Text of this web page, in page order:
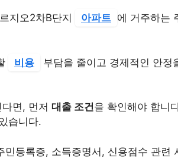
지오2차B단지 아파트 에 거주하는
비용
부담을 줄이고 경제적인 안정
면, 먼저 대출 조건을 확인해야 합니
습니다.
민등록증, 소득증명서, 신용점수 관련